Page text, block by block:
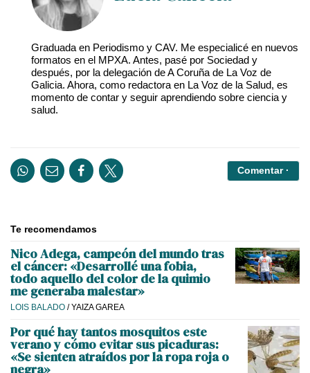
Graduada en Periodismo y CAV. Me especialicé en nuevos
formatos en el MPXA. Antes, pasé por Sociedad y
después, por la delegación de A Coruña de La Voz de
Galicia. Ahora, como redactora en La Voz de la Salud, es
momento de contar y seguir aprendiendo sobre ciencia y
salud.
Comentar ·
Te recomendamos
Nico Adega, campeón del mundo tras
el cáncer: «Desarrollé una fobia,
todo aquello del color de la quimio
me generaba malestar»
LOIS BALADO /YAIZA GAREA
Por qué hay tantos mosquitos este
verano y cómo evitar sus picaduras:
«Se sienten atraídos por la ropa roja o
negra»